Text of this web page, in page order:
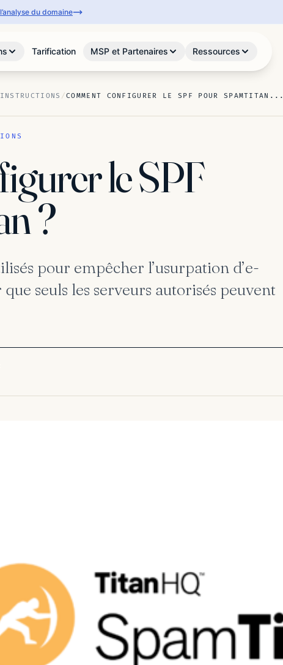
du domaine
Tarification MSP et Partenaires Ressources
/COMMENT CONFIGURER LE SPF POUR SPAMTITAN...
le SPF
?
pour empêcher l’usurpation d’e-
seuls les serveurs autorisés peuvent